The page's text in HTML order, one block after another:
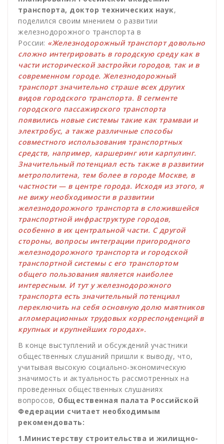
транспорта, доктор технических наук,
поделился своим мнением о развитии
железнодорожного транспорта в
России: «Железнодорожный транспорт довольно
сложно интегрировать в городскую среду как в
части исторической застройки городов, так и в
современном городе. Железнодорожный
транспорт значительно страше всех других
видов городского транспорта. В сегменте
городского пассажирского транспорта
появились новые системы такие как трамваи и
электробус, а также различные способы
совместного использования транспортных
средств, например, каршеринг или карпулинг.
Значительный потенциал есть также в развитии
метрополитена, тем более в городе Москве, в
частности — в центре города. Исходя из этого, я
не вижу необходимости в развитии
железнодорожного транспорта в сложившейся
транспортной инфраструктуре городов,
особенно в их центральной части. С другой
стороны, вопросы интеграции пригородного
железнодорожного транспорта и городской
транспортной системы с его транспортом
общего пользования является наиболее
интересным. И тут у железнодорожного
транспорта есть значительный потенциал
переключить на себя основную долю маятников
агломерационных трудовых корреспонденций в
крупных и крупнейших городах».
В конце выступлений и обсуждений участники
общественных слушаний пришли к выводу, что,
учитывая высокую социально-экономическую
значимость и актуальность рассмотренных на
проведенных общественных слушаниях
вопросов, Общественная палата Российской
Федерации считает необходимым
рекомендовать:
1.Министерству строительства и жилищно-